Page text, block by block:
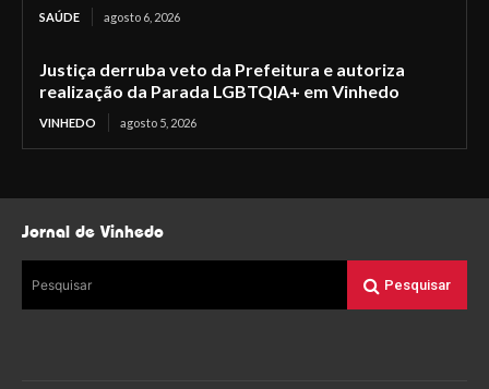
SAÚDE agosto 6, 2026
Justiça derruba veto da Prefeitura e autoriza
realização da Parada LGBTQIA+ em Vinhedo
VINHEDO agosto 5, 2026
Jornal de Vinhedo
Pesquisar Pesquisar